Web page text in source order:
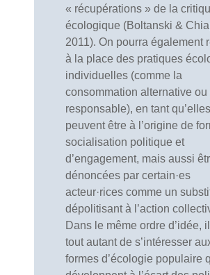
« récupérations » de la
écologique (Boltanski &
2011). On pourra également
à la place des pratiques
individuelles (comme la
consommation alternative ou
responsable), en tant qu’elles
peuvent être à l’origine de
socialisation politique et
d’engagement, mais aussi
dénoncées par certain·es
acteur·rices comme un
dépolitisant à l’action
Dans le même ordre d’idée,
tout autant de s’intéresser
formes d’écologie populaire